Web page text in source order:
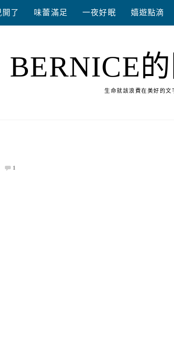
了 味蕾滿足 一夜好眠 嬉遊點滴
BERNICE
生命就該浪費在美好的文
1